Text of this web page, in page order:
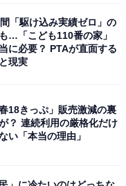
ミレスといった施
再整備や商業施設の
らもより暮らしやす
「駆け込み実績ゼロ」の
…「こども110番の家」
に必要？ PTAが直面する
現実
春18きっぷ」販売激減の裏
？ 連続利用の厳格化だけ
い「本当の理由」